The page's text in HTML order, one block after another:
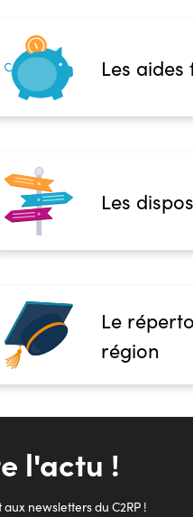
Les
Les
Le
région
l'actu !
newsletters du C2RP !